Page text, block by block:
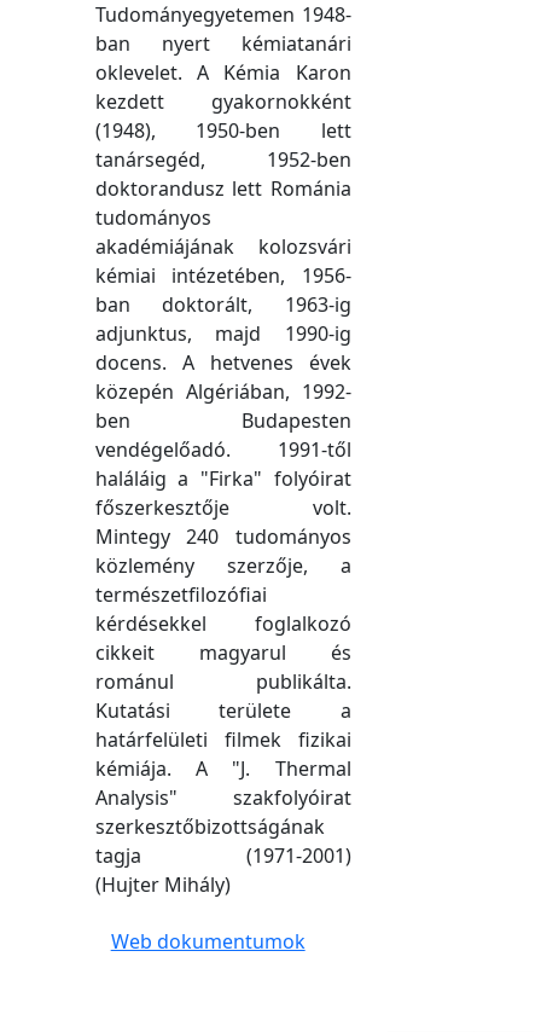
Tudományegyetemen 1948-
ban nyert kémiatanári
oklevelet. A Kémia Karon
kezdett gyakornokként
(1948), 1950-ben lett
tanársegéd, 1952-ben
doktorandusz lett Románia
tudományos
akadémiájának kolozsvári
kémiai intézetében, 1956-
ban doktorált, 1963-ig
adjunktus, majd 1990-ig
docens. A hetvenes évek
közepén Algériában, 1992-
ben Budapesten
vendégelőadó. 1991-től
haláláig a "Firka" folyóirat
főszerkesztője volt.
Mintegy 240 tudományos
közlemény szerzője, a
természetfilozófiai
kérdésekkel foglalkozó
cikkeit magyarul és
románul publikálta.
Kutatási területe a
határfelületi filmek fizikai
kémiája. A "J. Thermal
Analysis" szakfolyóirat
szerkesztőbizottságának
tagja (1971-2001)
(Hujter Mihály)
Web dokumentumok